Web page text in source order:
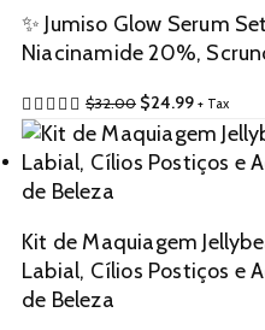
✨ Jumiso Glow Serum
Niacinamide 20%,
$32.00 $24.99 + Tax
Kit de Maquiagem
Labial, Cílios Postiços e
de Beleza